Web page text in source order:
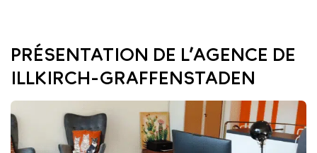
PRÉSENTATION DE L’AGENCE DE
ILLKIRCH-GRAFFENSTADEN